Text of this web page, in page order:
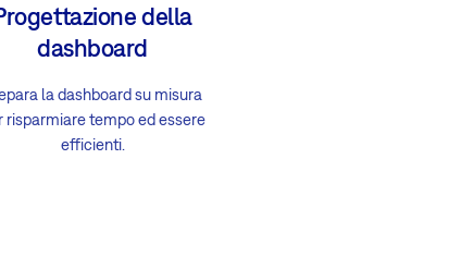
della
dashboard
la dashboard su misura
risparmiare tempo ed essere
efficienti.